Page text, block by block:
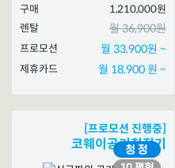
구매
1,210,000원
렌탈
월 36,900원
프로모션 월 33,900원 ~
제휴카드 월 18,900 원 ~
[프로모션 진행중]
코웨이공기청정기